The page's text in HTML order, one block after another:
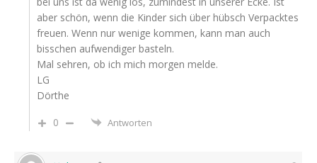
aber schön, wenn die Kinder sich über hübsch Verpacktes
freuen. Wenn nur wenige kommen, kann man auch
bisschen aufwendiger basteln.
Mal sehren, ob ich mich morgen melde.
LG
Dörthe
0
Antworten